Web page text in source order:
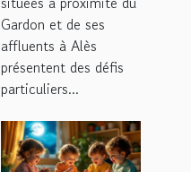
d’eau ?
Gardon et de ses
affluents à Alès
présentent des défis
particuliers...